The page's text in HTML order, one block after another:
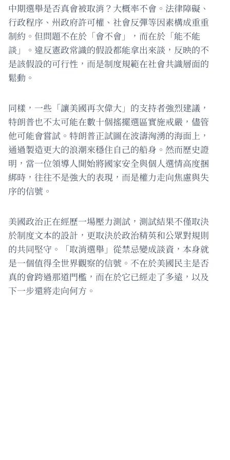
中期選舉是否真會被取消？大概率不會。法律障礙、
行政程序、州政府許可權、社會反彈等因素構成重重
制約。但問題不在於「會不會」，而在於「能不能
談」。違反憲政常識的假設都能拿出來談，反映的不
是該假設的可行性，而是制度規範在社會共識層面的
鬆動。
同樣，一些「讓美國再次偉大」的支持者強烈建議，
特朗普也不太可能在數十個搖擺選區實施戒嚴，儘管
他可能會嘗試。特朗普正試圖在波濤洶湧的海面上，
通過製造更大的浪潮來穩住自己的船身。然而歷史證
明，當一位領導人開始將國家安全與個人選情高度捆
綁時，往往不是強大的表現，而是權力走向焦慮與失
序的信號。
美國政治正在經歷一場壓力測試，測試結果不僅取決
於制度文本的設計，更取決於政治精英和公眾對規則
的共同堅守。「取消選舉」從禁忌變成談資，本身就
是一個值得全世界觀察的信號。不在於美國民主是否
真的會跨過那道門檻，而在於它已經走了多遠，以及
下一步還將走向何方。